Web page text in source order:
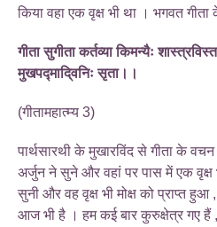
किया वहा एक वृक्ष भी था । भगवत
गीता सुगीता कर्तव्या किमन्यैः
मुखपद्मादि्वनिः सृता।।
(गीतामहात्म्य 3)
पार्थसारथी के मुखारविंद से गीता के
अर्जुन ने सुने और वहां पर पास में एक वृक्ष
सुनी और वह वृक्ष भी मोक्ष को प्राप्त हुआ
आज भी है । हम कई बार कुरुक्षेत्र गए